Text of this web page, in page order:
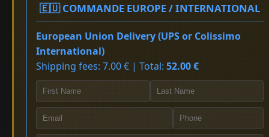
🇪🇺 COMMANDE EUROPE / INTERNATIONAL
European Union Delivery (UPS or Colissimo
International)
Shipping fees: 7.00 € | Total: 52.00 €